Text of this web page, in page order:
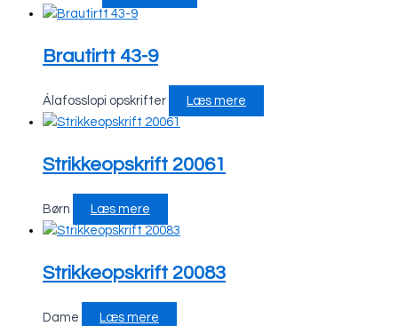
Brautirtt 43-9
Álafosslopi opskrifter Læs mere
Strikkeopskrift 20061
Børn Læs mere
Strikkeopskrift 20083
Dame Læs mere